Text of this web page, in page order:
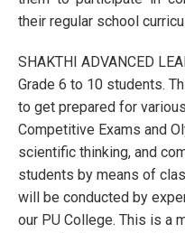
their regular school
SHAKTHI ADVANCED
Grade 6 to 10 students.
to get prepared for
Competitive Exams and
scientific thinking, and
students by means of
will be conducted by
our PU College. This is a